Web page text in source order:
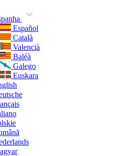
Español
Català
Valencià
Baléà
Galego
Euskara